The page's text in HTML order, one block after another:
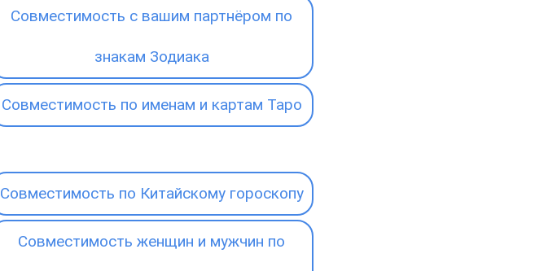
Совместимость с вашим партнёром по
знакам Зодиака
Совместимость по именам и картам Таро
Совместимость по Китайскому гороскопу
Совместимость женщин и мужчин по